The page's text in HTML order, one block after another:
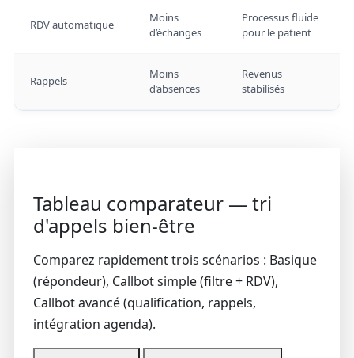
RDV automatique
Moins
d’échanges
Processus fluide
pour le patient
Rappels
Moins
d’absences
Revenus
stabilisés
Tableau comparateur — tri
d'appels bien-être
Comparez rapidement trois scénarios : Basique
(répondeur), Callbot simple (filtre + RDV),
Callbot avancé (qualification, rappels,
intégration agenda).